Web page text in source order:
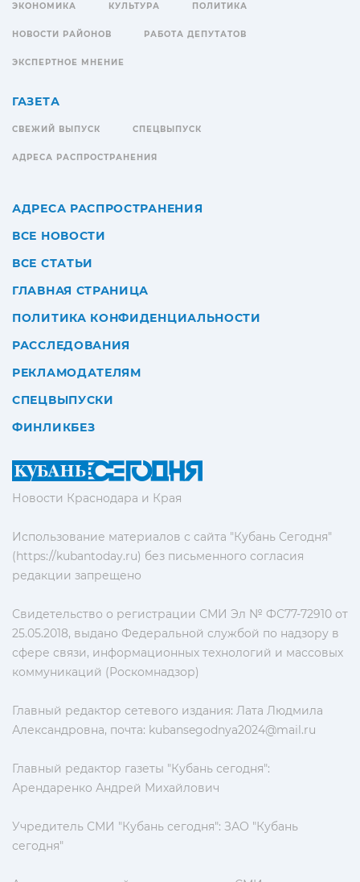
Новости Краснодара и Края
Использование материалов с сайта "Кубань Сегодня"
(https://kubantoday.ru) без письменного согласия
редакции запрещено
Свидетельство о регистрации СМИ Эл № ФС77-72910 от
25.05.2018, выдано Федеральной службой по надзору в
сфере связи, информационных технологий и массовых
коммуникаций (Роскомнадзор)
Главный редактор сетевого издания: Лата Людмила
Александровна, почта: kubansegodnya2024@mail.ru
Главный редактор газеты "Кубань сегодня":
Арендаренко Андрей Михайлович
Учредитель СМИ "Кубань сегодня": ЗАО "Кубань
сегодня"
ЭКОНОМИКА КУЛЬТУРА ПОЛИТИКА
НОВОСТИ РАЙОНОВ РАБОТА ДЕПУТАТОВ
ЭКСПЕРТНОЕ МНЕНИЕ
ГАЗЕТА
СВЕЖИЙ ВЫПУСК СПЕЦВЫПУСК
АДРЕСА РАСПРОСТРАНЕНИЯ
АДРЕСА РАСПРОСТРАНЕНИЯ
ВСЕ НОВОСТИ
ВСЕ СТАТЬИ
ГЛАВНАЯ СТРАНИЦА
ПОЛИТИКА КОНФИДЕНЦИАЛЬНОСТИ
РАССЛЕДОВАНИЯ
РЕКЛАМОДАТЕЛЯМ
СПЕЦВЫПУСКИ
ФИНЛИКБЕЗ